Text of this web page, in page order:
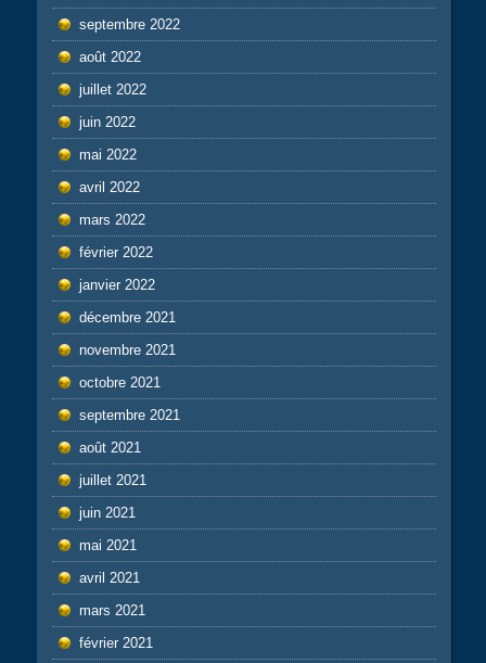
septembre 2022
août 2022
juillet 2022
juin 2022
mai 2022
avril 2022
mars 2022
février 2022
janvier 2022
décembre 2021
novembre 2021
octobre 2021
septembre 2021
août 2021
juillet 2021
juin 2021
mai 2021
avril 2021
mars 2021
février 2021